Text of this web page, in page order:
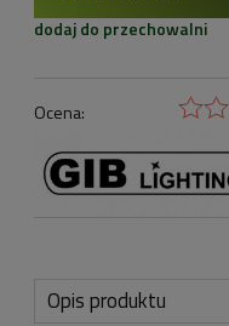
dodaj do przechowalni
Ocena:
Opis produktu